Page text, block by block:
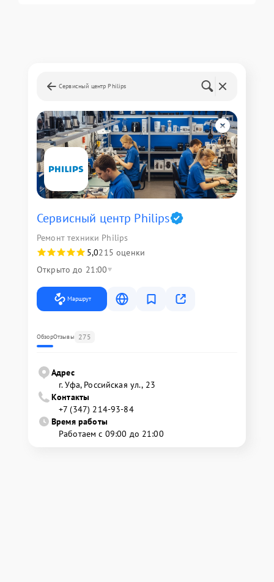
Сервисный центр Philips
Сервисный центр Philips
Ремонт техники Philips
5,0215 оценки
Открыто до 21:00
Маршрут
ОбзорОтзывы 275
Адрес
г. Уфа, Российская ул., 23
Контакты
+7 (347) 214-93-84
Время работы
Работаем с 09:00 до 21:00